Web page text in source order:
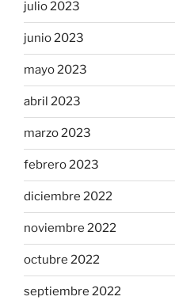
julio 2023
junio 2023
mayo 2023
abril 2023
marzo 2023
febrero 2023
diciembre 2022
noviembre 2022
octubre 2022
septiembre 2022